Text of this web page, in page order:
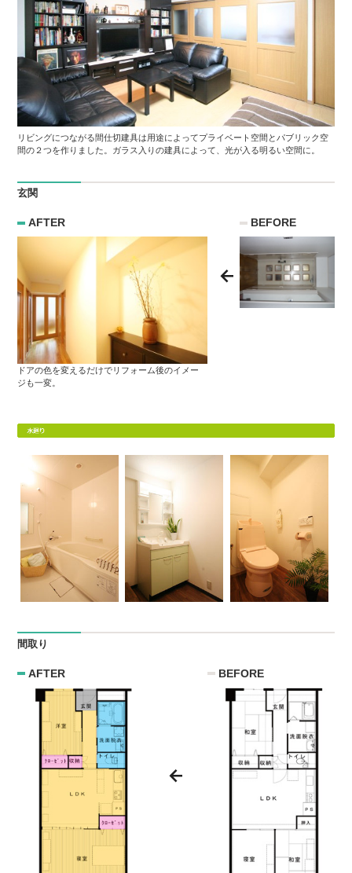
リビングにつながる間仕切建具は用途によってプライベート空間とパブリック空
間の２つを作りました。ガラス入りの建具によって、光が入る明るい空間に。
玄関
BEFORE
AFTER
ドアの色を変えるだけでリフォーム後のイメー
ジも一変。
間取り
BEFORE
AFTER